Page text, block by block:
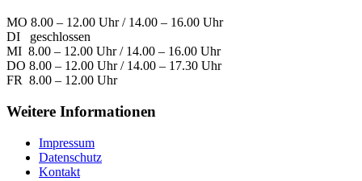
MO 8.00 – 12.00 Uhr / 14.00 – 16.00 Uhr
DI geschlossen
MI 8.00 – 12.00 Uhr / 14.00 – 16.00 Uhr
DO 8.00 – 12.00 Uhr / 14.00 – 17.30 Uhr
FR 8.00 – 12.00 Uhr
Weitere Informationen
Impressum
Datenschutz
Kontakt